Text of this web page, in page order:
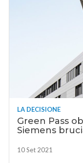
LA DECISIONE
Green Pass
Siemens
10 Set 2021